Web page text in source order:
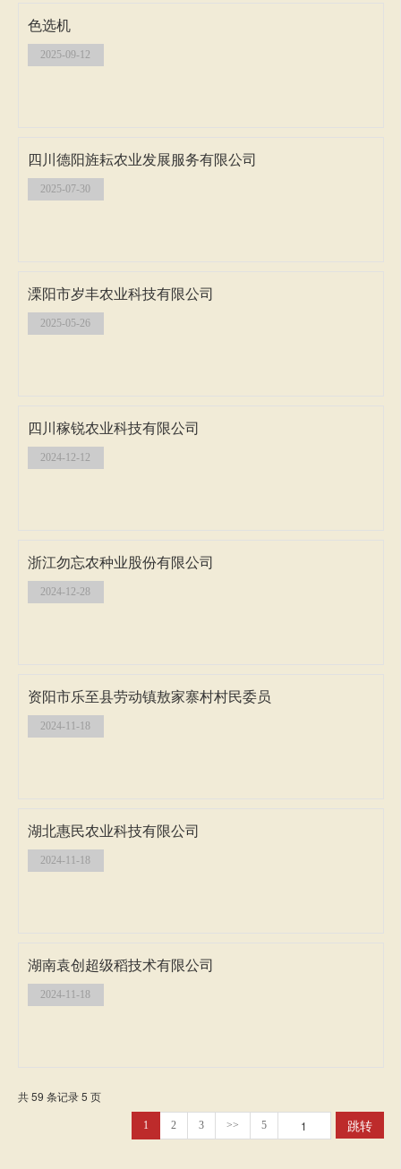
色选机
2025-09-12
四川德阳旌耘农业发展服务有限公司
2025-07-30
溧阳市岁丰农业科技有限公司
2025-05-26
四川稼锐农业科技有限公司
2024-12-12
浙江勿忘农种业股份有限公司
2024-12-28
资阳市乐至县劳动镇敖家寨村村民委员
2024-11-18
湖北惠民农业科技有限公司
2024-11-18
湖南袁创超级稻技术有限公司
2024-11-18
共 59 条记录 5 页
1 2 3 >> 5 跳转